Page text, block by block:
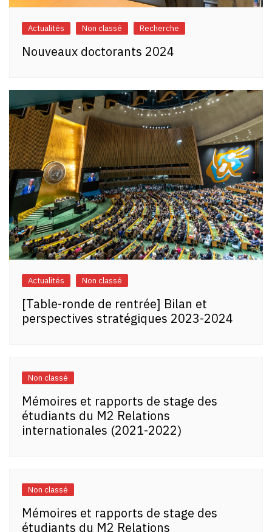
Actualités Non classé Recherche
Nouveaux doctorants 2024
Actualités Non classé
[Table-ronde de rentrée] Bilan et
perspectives stratégiques 2023-2024
Non classé
Mémoires et rapports de stage des
étudiants du M2 Relations
internationales (2021-2022)
Non classé
Mémoires et rapports de stage des
étudiants du M2 Relations